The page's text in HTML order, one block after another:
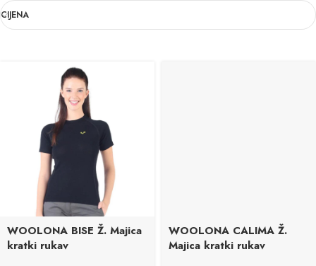
CIJENA
WOOLONA BISE Ž. Majica
kratki rukav
WOOLONA CALIMA Ž.
Majica kratki rukav